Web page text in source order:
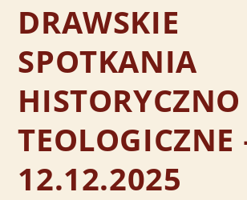
DRAWSKIE
SPOTKANIA
HISTORYCZNO
TEOLOGICZNE
12.12.2025